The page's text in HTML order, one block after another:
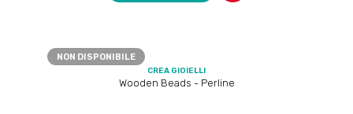
NON DISPONIBILE
CREA GIOIELLI
Wooden Beads - Perline